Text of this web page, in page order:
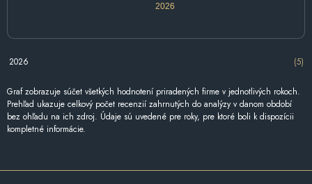
2026
2026 (5)
Graf zobrazuje súčet všetkých hodnotení priradených firme v jednotlivých rokoch.
Prehľad ukazuje celkový počet recenzií zahrnutých do analýzy v danom období
bez ohľadu na ich zdroj. Údaje sú uvedené pre roky, pre ktoré boli k dispozícii
kompletné informácie.